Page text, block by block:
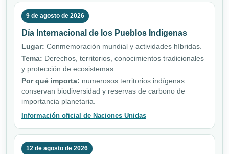
9 de agosto de 2026
Día Internacional de los Pueblos Indígenas
Lugar: Conmemoración mundial y actividades híbridas.
Tema: Derechos, territorios, conocimientos tradicionales
y protección de ecosistemas.
Por qué importa: numerosos territorios indígenas
conservan biodiversidad y reservas de carbono de
importancia planetaria.
Información oficial de Naciones Unidas
12 de agosto de 2026